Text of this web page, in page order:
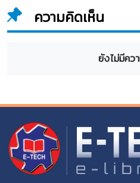
ความคิดเห็น
ยังไม่มีคว